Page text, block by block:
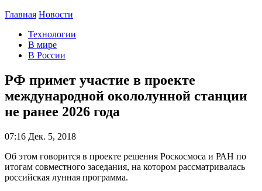
Главная Новости
Технологии
В мире
В России
РФ примет участие в проекте
международной окололунной станции
не ранее 2026 года
07:16 Дек. 5, 2018
Об этом говорится в проекте решения Роскосмоса и РАН по
итогам совместного заседания, на котором рассматривалась
российская лунная программа.